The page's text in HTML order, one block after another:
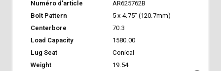
Numéro d'article
AR625762B
Bolt Pattern
5 x 4.75" (120.7mm)
Centerbore
70.3
Load Capacity
1580.00
Lug Seat
Conical
Weight
19.54